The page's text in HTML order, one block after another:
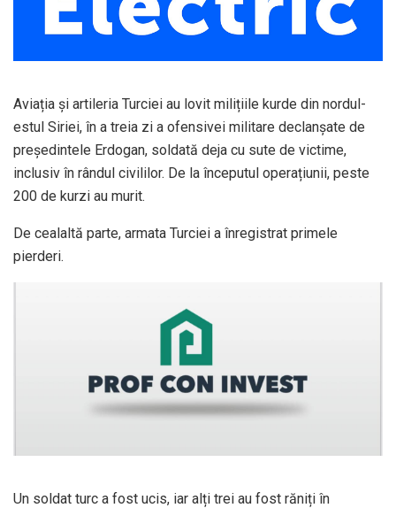
Aviația și artileria Turciei au lovit milițiile kurde din nordul-
estul Siriei, în a treia zi a ofensivei militare declanșate de
președintele Erdogan, soldată deja cu sute de victime,
inclusiv în rândul civililor. De la începutul operațiunii, peste
200 de kurzi au murit.
De cealaltă parte, armata Turciei a înregistrat primele
pierderi.
Un soldat turc a fost ucis, iar alți trei au fost răniți în